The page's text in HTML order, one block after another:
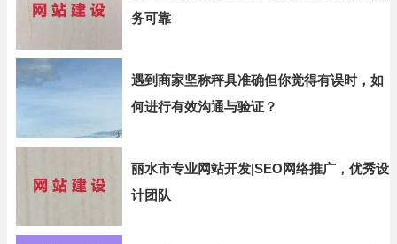
务可靠
遇到商家坚称秤具准确但你觉得有误时，如
何进行有效沟通与验证？
丽水市专业网站开发|SEO网络推广，优秀设
计团队